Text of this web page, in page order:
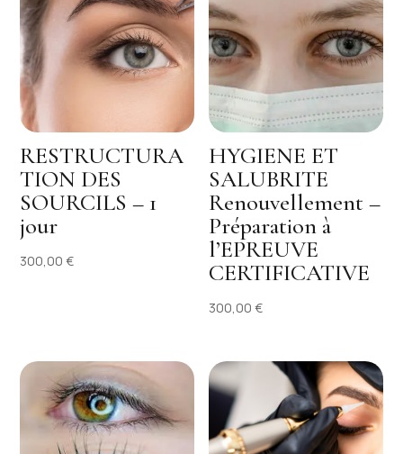
RESTRUCTURA
TION DES
SOURCILS – 1
jour
300,00€
HYGIENE ET
SALUBRITE
Renouvellement –
Préparation à
l’EPREUVE
CERTIFICATIVE
300,00€